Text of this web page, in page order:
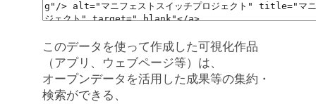
このデータを使って作成した可視化作品
（アプリ、ウェブページ等）は、
オープンデータを活用した成果等の集約・
検索ができる、